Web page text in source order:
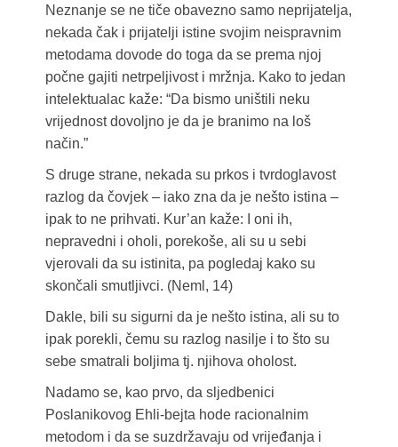
Neznanje se ne tiče obavezno samo neprijatelja,
nekada čak i prijatelji istine svojim neispravnim
metodama dovode do toga da se prema njoj
počne gajiti netrpeljivost i mržnja. Kako to jedan
intelektualac kaže: “Da bismo uništili neku
vrijednost dovoljno je da je branimo na loš
način.”
S druge strane, nekada su prkos i tvrdoglavost
razlog da čovjek – iako zna da je nešto istina –
ipak to ne prihvati. Kur’an kaže: I oni ih,
nepravedni i oholi, porekoše, ali su u sebi
vjerovali da su istinita, pa pogledaj kako su
skončali smutljivci. (Neml, 14)
Dakle, bili su sigurni da je nešto istina, ali su to
ipak porekli, čemu su razlog nasilje i to što su
sebe smatrali boljima tj. njihova oholost.
Nadamo se, kao prvo, da sljedbenici
Poslanikovog Ehli-bejta hode racionalnim
metodom i da se suzdržavaju od vrijeđanja i